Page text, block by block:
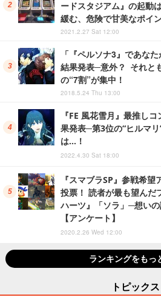
ードスタジアム』の起動
緩む、危険で甘美なポイ
2021.2.27 Sat 12:00
「『ペルソナ3』であな
結果発表─意外？ それと
の“7割”が集中！
2018.5.24 Thu 13:00
『FE 風花雪月』最推し
果発表─第3位の“ヒルマ
は…！
2022.4.30 Sat 18:00
『スマブラSP』参戦希
投票！ 読者が最も望んだ
ハーツ』「ソラ」─想い
【アンケート】
2020.2.26 Wed 12:00
ランキングをもっ
トピックス